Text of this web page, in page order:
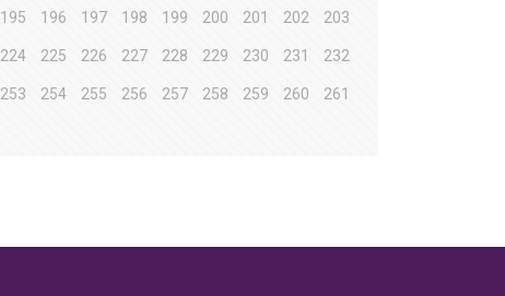
195 196 197 198 199 200 201 202 203
224 225 226 227 228 229 230 231 232
253 254 255 256 257 258 259 260 261